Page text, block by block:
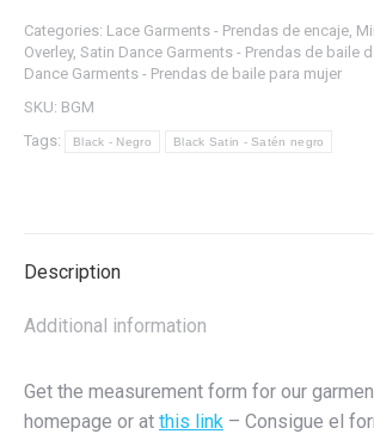
accents
-
Prenda
de
con
detalles
quantity
Categories: Lace Garments - Prendas de encaje
Overley, Satin Dance Garments - Prendas de baile
Dance Garments - Prendas de baile para mujer
SKU: BGM
Tags:
Black - Negro Black Satin - Satén negro
Description
Additional information
Get the measurement form for our
homepage or at this link – Consigue el